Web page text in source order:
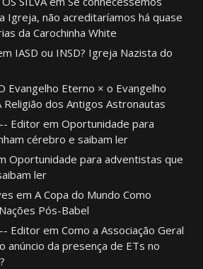
Igreja, não acreditaríamos há quase
da Carochinha White
IASD ou INSD? Igreja Nazista do
Evangelho Eterno × o Evangelho
dos Antigos Astronautas
Editorem Oportunidade para
cérebro e saibam ler
Oportunidade para adventistas que
ler
em A Copa do Mundo Como
Pós-Babel
Editorem Como a Associação Geral
anúncio da presença de ETs no